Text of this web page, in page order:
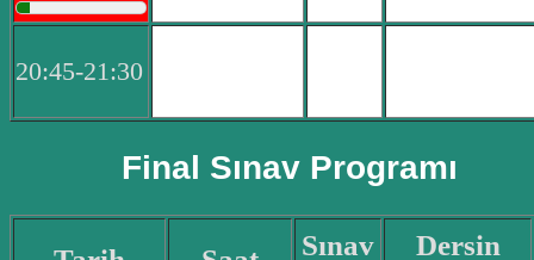
20:45-21:30
Final Sınav Programı
Sınav
Dersin